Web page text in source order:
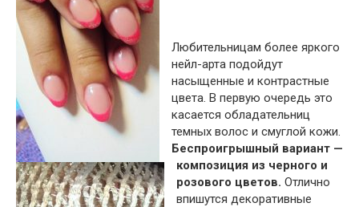
Любительницам более яркого
нейл-арта подойдут
насыщенные и контрастные
цвета. В первую очередь это
касается обладательниц
темных волос и смуглой кожи.
Беспроигрышный вариант —
композиция из черного и
розового цветов. Отлично
впишутся декоративные